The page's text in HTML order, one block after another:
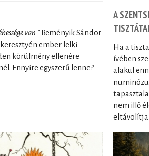
van.” Reményik Sándor
ember lelki
körülmény ellenére
Ennyire egyszerű lenne?
A
Ha a
ívében
alakul
nem illő
eltávolítja